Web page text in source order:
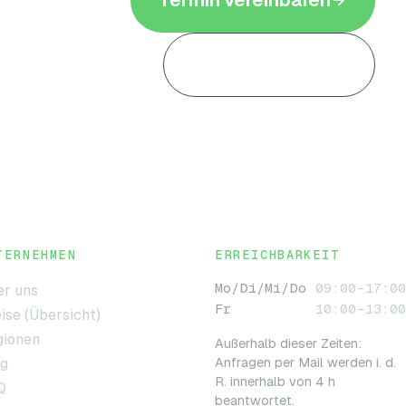
uns
(Übersicht)
ERREICHBARKEIT
Mo/Di/Mi/Do
09:00–17:00
Fr
10:00–13:00
Außerhalb dieser Zeiten:
Anfragen per Mail werden i. d.
R. innerhalb von 4 h
beantwortet.